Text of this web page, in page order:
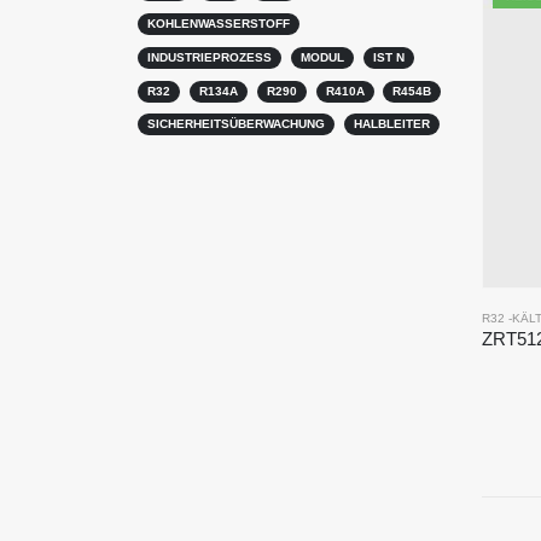
R32 -
KOHLENWASSERSTOFF
INDUSTRIEPROZESS MODUL IST N
R32 R134A R290 R410A R454B
SICHERHEITSÜBERWACHUNG HALBLEITER